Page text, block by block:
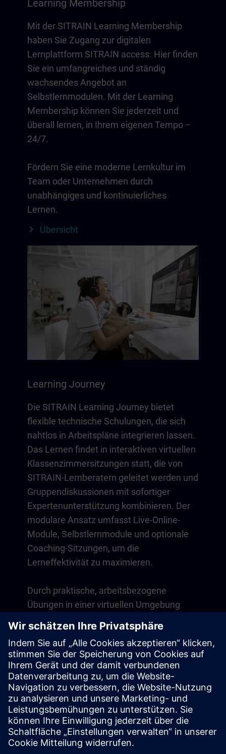
Learning Membership
Mit der SITRAIN Learning Membership
haben Sie Zugang zur digitalen
Lernplattform SITRAIN access. Hier finden
Sie ein umfangreiches und ständig
wachsendes Angebot an
Selbstlernmodulen. Mit der Learning
Membership können Sie jederzeit und
überall lernen, in Ihrem eigenen Tempo –
24/7.
Fördern Sie eine moderne Lernkultur im
Team oder Unternehmen durch
unabhängiges und kontinuierliches
Lernen.
Übersicht
Learning Journey
Die SITRAIN Learning Journey bietet
flexible technische Schulungen, die sich
nahtlos in Arbeitspläne integrieren lassen.
Das Lernen findet in interaktiven virtuellen
Klassenzimmersitzungen statt, die von
SITRAIN-Lernberatern geleitet werden und
Gruppendiskussionen mit sofortiger
Expertenunterstützung kombinieren. Der
modulare Ansatz umfasst Live-Online-
Module, Selbstlernmodule und optionale
Coaching-Sitzungen, um die
Lerneffektivität zu maximieren.
Durch praktische, arbeitsbezogene
Übungen in einer virtuellen Umgebung
Ihrem Arbeitsalltag anwendbar sind. Das
Lernen geht über den Kurs hinaus mit
einer einjährigen Mitgliedschaft auf
unserer digitalen Lernplattform SITRAIN
access.
Übersicht